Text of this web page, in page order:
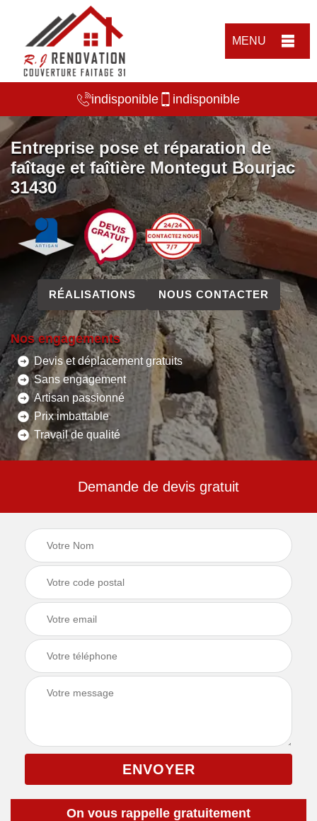
MENU
indisponible indisponible
Entreprise pose et réparation de
faîtage et faîtière Montegut Bourjac
31430
RÉALISATIONS NOUS CONTACTER
Nos engagements
Devis et déplacement gratuits
Sans engagement
Artisan passionné
Prix imbattable
Travail de qualité
Demande de devis gratuit
On vous rappelle gratuitement